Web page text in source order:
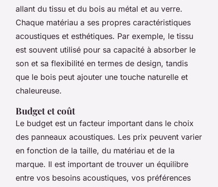
allant du tissu et du bois au métal et au verre.
Chaque matériau a ses propres caractéristiques
acoustiques et esthétiques. Par exemple, le tissu
est souvent utilisé pour sa capacité à absorber le
son et sa flexibilité en termes de design, tandis
que le bois peut ajouter une touche naturelle et
chaleureuse.
Budget et coût
Le budget est un facteur important dans le choix
des panneaux acoustiques. Les prix peuvent varier
en fonction de la taille, du matériau et de la
marque. Il est important de trouver un équilibre
entre vos besoins acoustiques, vos préférences